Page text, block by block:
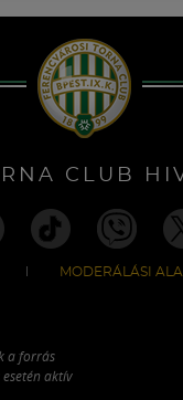
CLUB
MODERÁLÁSI
a forrás
aktív